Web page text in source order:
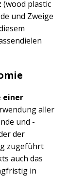
plastic
und Zweige
einer
aller
und -
der
zugeführt
auch das
in